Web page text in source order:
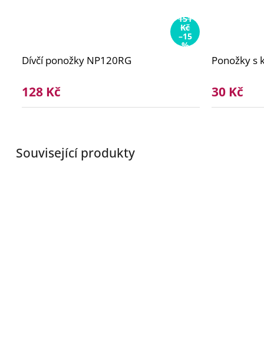
Související produkty
151
Kč
–15
%
Dívčí ponožky NP120RG
128 Kč
Ponožky s
30 Kč